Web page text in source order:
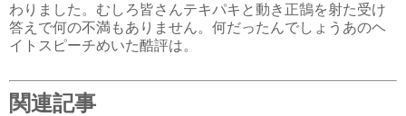
わりました。むしろ皆さんテキパキと動き正鵠を射た受け
答えで何の不満もありません。何だったんでしょうあのヘ
イトスピーチめいた酷評は。
関連記事